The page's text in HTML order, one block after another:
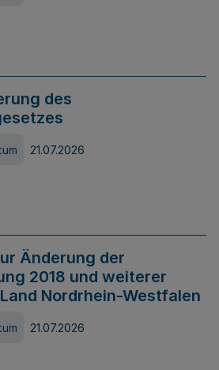
des
21.07.2026
Änderung der
2018 und weiterer
Nordrhein-Westfalen
21.07.2026